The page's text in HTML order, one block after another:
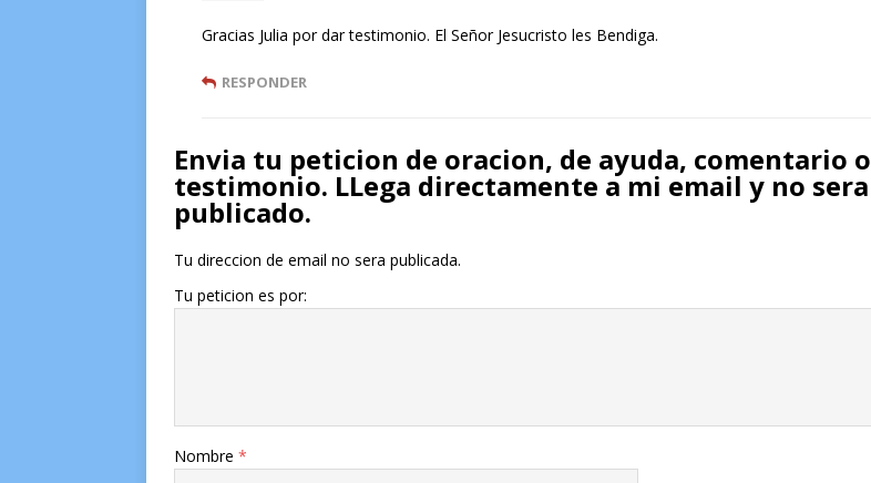
Gracias Julia por dar testimonio. El Señor Jesucristo les Bendiga.
RESPONDER
Envia tu peticion de oracion, de ayuda, comentario o
testimonio. LLega directamente a mi email y no sera
publicado.
Tu direccion de email no sera publicada.
Tu peticion es por:
Nombre *